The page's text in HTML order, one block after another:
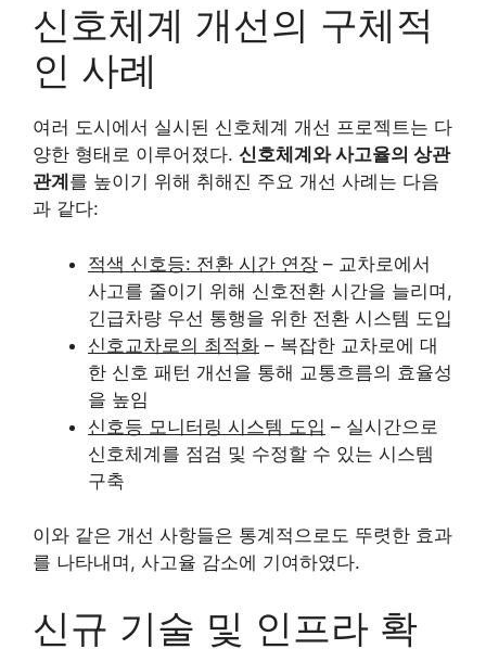
신호체계 개선의 구체적
인 사례
여러 도시에서 실시된 신호체계 개선 프로젝트는 다
양한 형태로 이루어졌다. 신호체계와 사고율의 상관
관계 를 높이기 위해 취해진 주요 개선 사례는 다음
과 같다:
적색 신호등: 전환 시간 연장 – 교차로에서
사고를 줄이기 위해 신호전환 시간을 늘리며,
긴급차량 우선 통행을 위한 전환 시스템 도입
신호교차로의 최적화 – 복잡한 교차로에 대
한 신호 패턴 개선을 통해 교통흐름의 효율성
을 높임
신호등 모니터링 시스템 도입 – 실시간으로
신호체계를 점검 및 수정할 수 있는 시스템
구축
이와 같은 개선 사항들은 통계적으로도 뚜렷한 효과
를 나타내며, 사고율 감소에 기여하였다.
신규 기술 및 인프라 확